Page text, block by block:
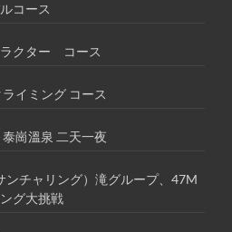
コース
クター コース
イミング コース
崗溫泉 二天一夜
ンチャリング）滝グループ、47M
グ大挑戦